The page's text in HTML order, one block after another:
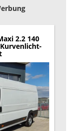
2.2 140